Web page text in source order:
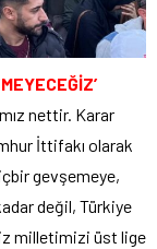
nettir. Karar
İttifakı olarak
gevşemeye,
değil, Türkiye
milletimizi üst lige